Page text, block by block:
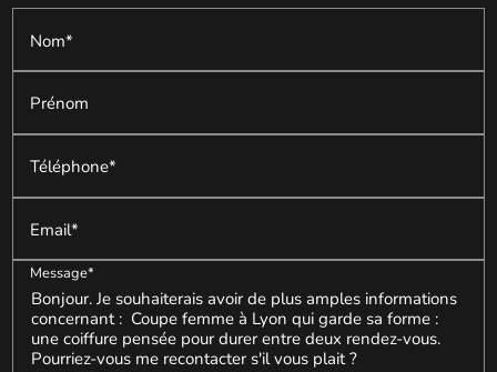
Nom*
Prénom
Téléphone*
Email*
Message*